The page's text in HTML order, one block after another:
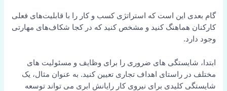
گام بعدی این است که استراتژی کسب و کار را با قابلیت‌های فعلی
کارکنان هماهنگ کنید و مشخص کنید که در کجا شکاف‌های مهارتی
وجود دارد.
ابتدا، شایستگی های ضروری را برای وظایف و مسئولیت های
مختلف در راستای اهداف تجاری تعیین کنید. به عنوان مثال، یک
شایستگی کلیدی برای نیروی کار رایانش ابری می تواند توسعه